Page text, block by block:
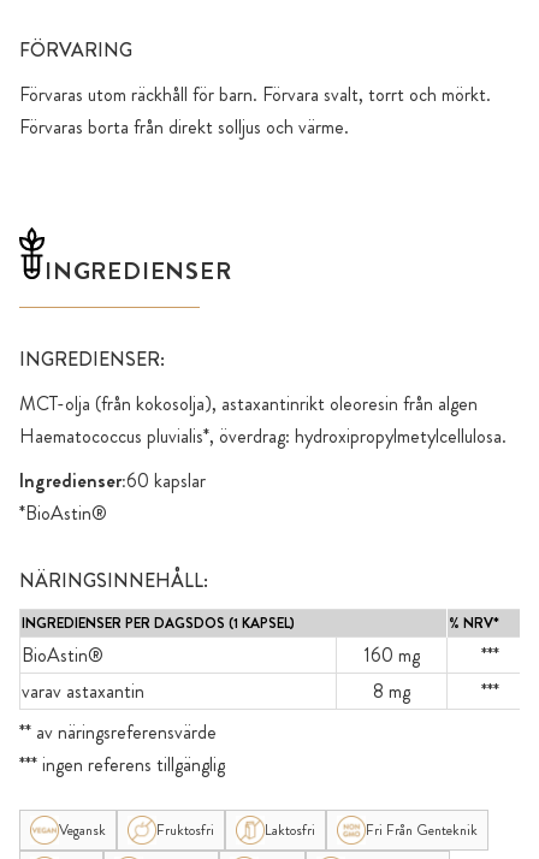
FÖRVARING
Förvaras utom räckhåll för barn. Förvara svalt, torrt och mörkt.
Förvaras borta från direkt solljus och värme.
INGREDIENSER
INGREDIENSER:
MCT-olja (från kokosolja), astaxantinrikt oleoresin från algen
Haematococcus pluvialis*, överdrag: hydroxipropylmetylcellulosa.
Ingredienser:60 kapslar
*BioAstin®
NÄRINGSINNEHÅLL:
INGREDIENSER PER DAGSDOS (1 KAPSEL) % NRV*
BioAstin® 160 mg
***
varav astaxantin
8 mg
***
** av näringsreferensvärde
*** ingen referens tillgänglig
Vegansk Fruktosfri Laktosfri
Fri Från Genteknik